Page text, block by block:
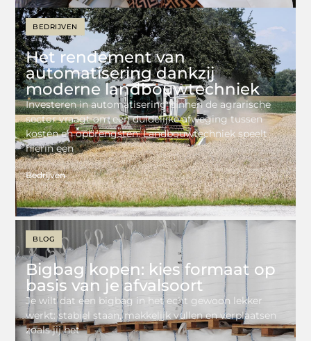
BEDRIJVEN
Het rendement van
automatisering dankzij
moderne landbouwtechniek
Investeren in automatisering binnen de agrarische
sector vraagt om een duidelijke afweging tussen
kosten en opbrengsten. Landbouwtechniek speelt
hierin een
Bedrijven
BLOG
Bigbag kopen: kies formaat op
basis van je afvalsoort
Je wilt dat een bigbag in het echt gewoon lekker
werkt: stabiel staan, makkelijk vullen en verplaatsen
zoals jij het